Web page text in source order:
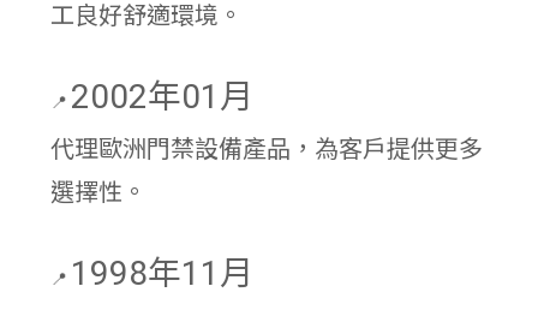
工良好舒適環境。
📍 2002年01月
代理歐洲門禁設備產品，為客戶提供更多
選擇性。
📍 1998年11月